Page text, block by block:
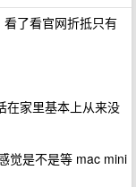
了看官网折抵只有
在家里基本上从来没
觉是不是等 mac mini